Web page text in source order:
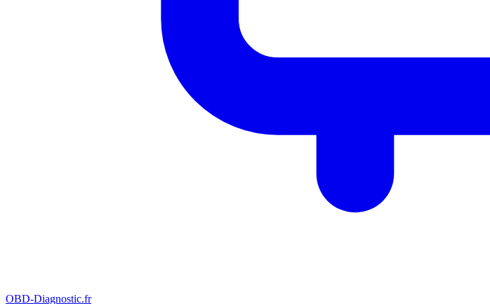
OBD-Diagnostic.fr